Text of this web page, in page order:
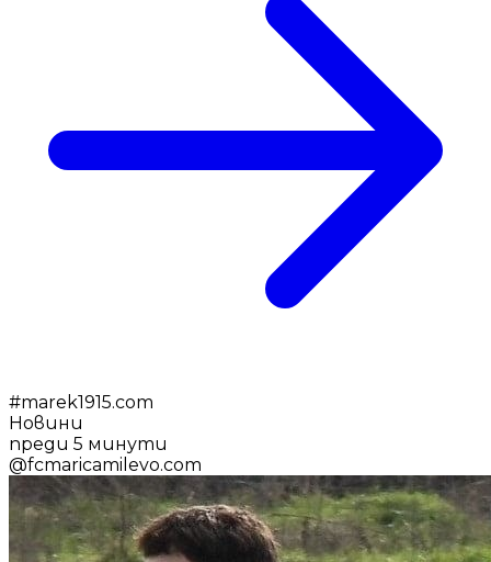
#marek1915.com
Новини
преди 5 минути
@fcmaricamilevo.com